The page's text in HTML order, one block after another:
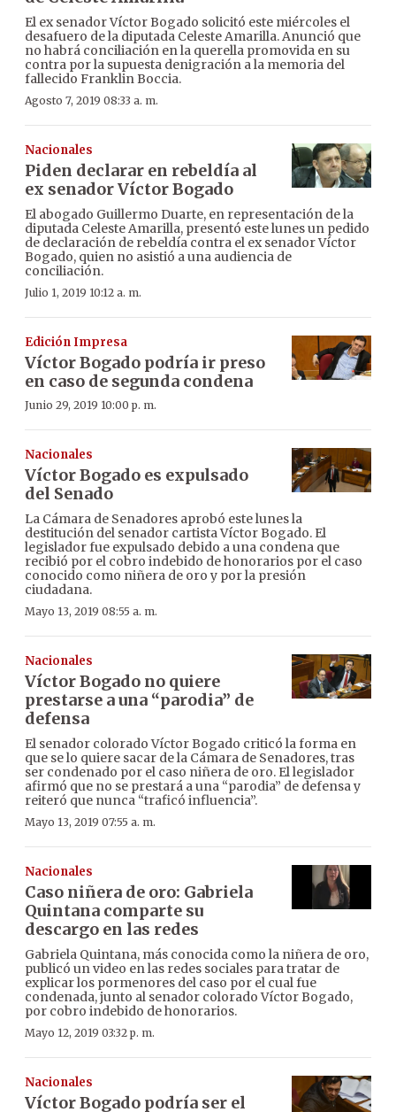
El ex senador Víctor Bogado solicitó este miércoles el
desafuero de la diputada Celeste Amarilla. Anunció que
no habrá conciliación en la querella promovida en su
contra por la supuesta denigración a la memoria del
fallecido Franklin Boccia.
Agosto 7, 2019 08:33 a. m.
Nacionales
Piden declarar en rebeldía al
ex senador Víctor Bogado
El abogado Guillermo Duarte, en representación de la
diputada Celeste Amarilla, presentó este lunes un pedido
de declaración de rebeldía contra el ex senador Víctor
Bogado, quien no asistió a una audiencia de
conciliación.
Julio 1, 2019 10:12 a. m.
Edición Impresa
Víctor Bogado podría ir preso
en caso de segunda condena
Junio 29, 2019 10:00 p. m.
Nacionales
Víctor Bogado es expulsado
del Senado
La Cámara de Senadores aprobó este lunes la
destitución del senador cartista Víctor Bogado. El
legislador fue expulsado debido a una condena que
recibió por el cobro indebido de honorarios por el caso
conocido como niñera de oro y por la presión
ciudadana.
Mayo 13, 2019 08:55 a. m.
Nacionales
Víctor Bogado no quiere
prestarse a una “parodia” de
defensa
El senador colorado Víctor Bogado criticó la forma en
que se lo quiere sacar de la Cámara de Senadores, tras
ser condenado por el caso niñera de oro. El legislador
afirmó que no se prestará a una “parodia” de defensa y
reiteró que nunca “traficó influencia”.
Mayo 13, 2019 07:55 a. m.
Nacionales
Caso niñera de oro: Gabriela
Quintana comparte su
descargo en las redes
Gabriela Quintana, más conocida como la niñera de oro,
publicó un video en las redes sociales para tratar de
explicar los pormenores del caso por el cual fue
condenada, junto al senador colorado Víctor Bogado,
por cobro indebido de honorarios.
Mayo 12, 2019 03:32 p. m.
Nacionales
Víctor Bogado podría ser el